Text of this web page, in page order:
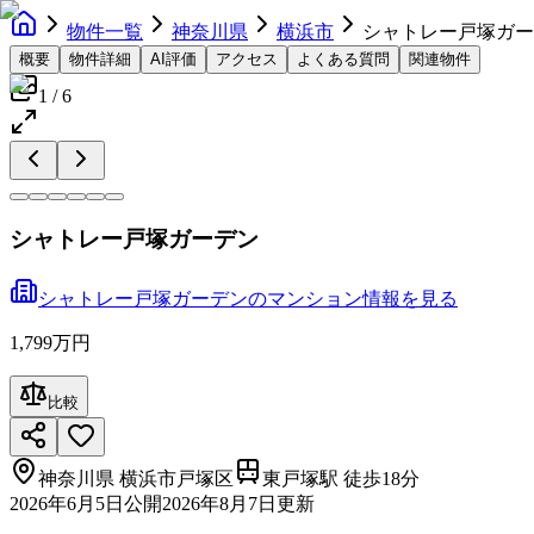
物件一覧 神奈川県 横浜市 シャトレー戸塚ガ
概要 物件詳細 AI評価 アクセス よくある質問 関連物件
1 /6
シャトレー戸塚ガーデン
シャトレー戸塚ガーデンのマンション情報を見る
1,799万円
比較
神奈川県 横浜市戸塚区
東戸塚駅 徒歩18分
2026年6月5日 公開2026年8月7日 更新